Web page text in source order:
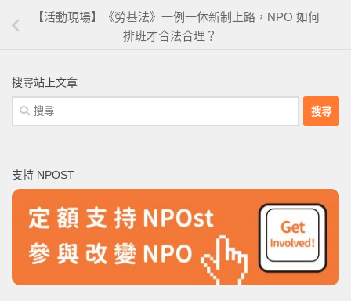
【活動現場】《勞基法》一例一休新制上路，NPO 如何
排班才合法合理？
搜尋站上文章
搜
尋
字:
支持 NPOST